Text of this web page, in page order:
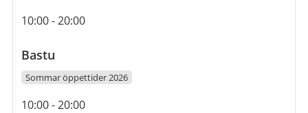
Öppettider
10:00-20:00
Bastu
Sommar öppettider 2026
Öppettider
10:00-20:00